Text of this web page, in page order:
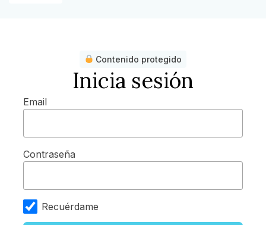
Contenido protegido
Inicia sesión
Email
Contraseña
Recuérdame